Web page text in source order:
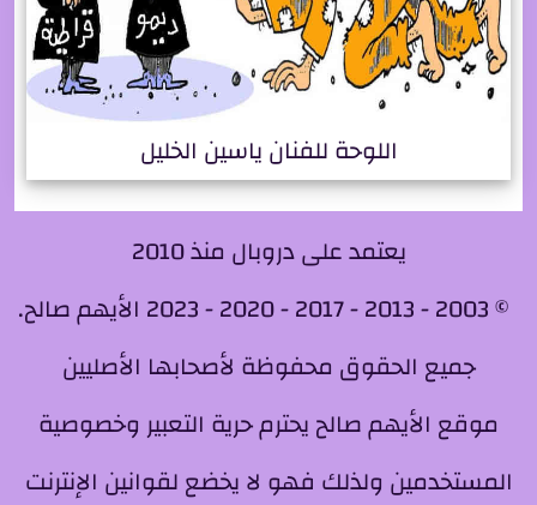
اللوحة للفنان ياسين الخليل
يعتمد على دروبال منذ 2010
© 2003 - 2013 - 2017 - 2020 - 2023 الأيهم صالح.
جميع الحقوق محفوظة لأصحابها الأصليين
موقع الأيهم صالح يحترم حرية التعبير وخصوصية
المستخدمين ولذلك فهو لا يخضع لقوانين الإنترنت